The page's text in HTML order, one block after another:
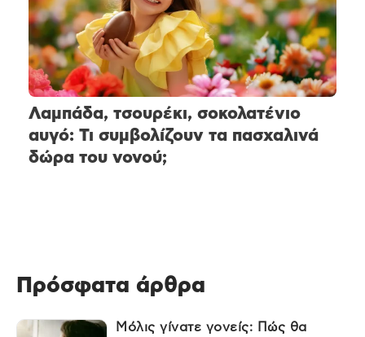
Λαμπάδα, τσουρέκι, σοκολατένιο
αυγό: Τι συμβολίζουν τα πασχαλινά
δώρα του νονού;
Πρόσφατα άρθρα
Μόλις γίνατε γονείς: Πώς θα